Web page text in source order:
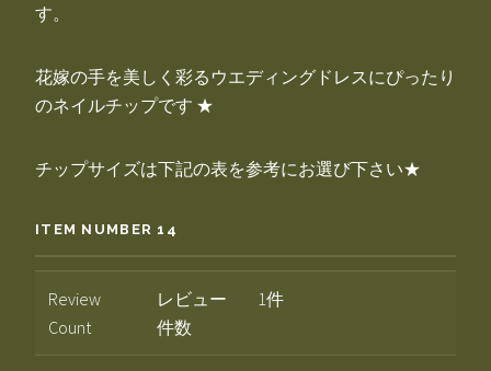
す。
花嫁の手を美しく彩るウエディングドレスにぴったり
のネイルチップです ★
チップサイズは下記の表を参考にお選び下さい★
ITEM NUMBER 14
Review
Count
レビュー
件数
1件